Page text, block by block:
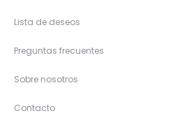
Lista de deseos
Preguntas frecuentes
Sobre nosotros
Contacto